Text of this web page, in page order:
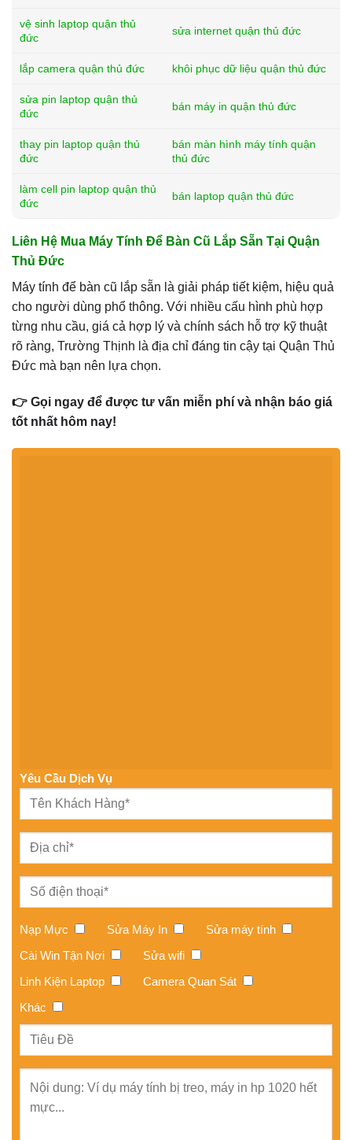
vệ sinh laptop quận thủ
đức
sửa internet quận thủ đức
lắp camera quận thủ đức khôi phục dữ liệu quận thủ đức
sửa pin laptop quận thủ
đức
bán máy in quận thủ đức
thay pin laptop quận thủ
đức
bán màn hình máy tính quận
thủ đức
làm cell pin laptop quận thủ
đức
bán laptop quận thủ đức
Liên Hệ Mua Máy Tính Để Bàn Cũ Lắp Sẵn Tại Quận
Thủ Đức
Máy tính để bàn cũ lắp sẵn là giải pháp tiết kiệm, hiệu quả
cho người dùng phổ thông. Với nhiều cấu hình phù hợp
từng nhu cầu, giá cả hợp lý và chính sách hỗ trợ kỹ thuật
rõ ràng, Trường Thịnh là địa chỉ đáng tin cậy tại Quận Thủ
Đức mà bạn nên lựa chọn.
👉 Gọi ngay để được tư vấn miễn phí và nhận báo giá
tốt nhất hôm nay!
Yêu Cầu Dịch Vụ
Nạp Mực Sửa Máy In
Sửa máy tính
Cài Win Tận Nơi
Sửa wifi
Linh Kiện Laptop
Camera Quan Sát
Khác